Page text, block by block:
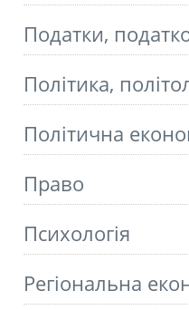
Податки,
Політика,
Політична
Право
Психологія
Регіональна